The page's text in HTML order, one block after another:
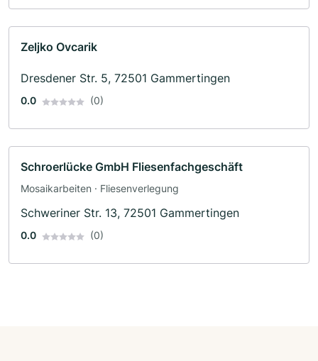
Zeljko Ovcarik
Dresdener Str. 5, 72501 Gammertingen
0.0 (0)
Schroerlücke GmbH Fliesenfachgeschäft
Mosaikarbeiten · Fliesenverlegung
Schweriner Str. 13, 72501 Gammertingen
0.0 (0)